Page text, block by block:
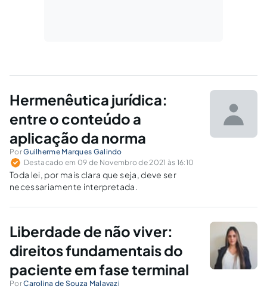
Hermenêutica jurídica:
entre o conteúdo a
aplicação da norma
PorGuilherme Marques Galindo
Destacado em 09 de Novembro de 2021 às 16:10
Toda lei, por mais clara que seja, deve ser
necessariamente interpretada.
Liberdade de não viver:
direitos fundamentais do
paciente em fase terminal
PorCarolina de Souza Malavazi